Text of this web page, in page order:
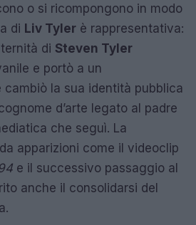
o si ricompongono in modo
di Liv Tyler è rappresentativa:
di Steven Tyler
e portò a un
la sua identità pubblica
d’arte legato al padre
che seguì. La
apparizioni come il videoclip
e il successivo passaggio al
anche il consolidarsi del